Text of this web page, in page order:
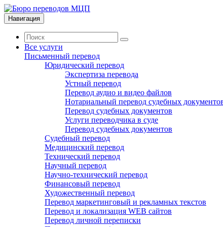
Навигация
Все услуги
Письменный перевод
Юридический перевод
Экспертиза перевода
Устный перевод
Перевод аудио и видео файлов
Нотариальный перевод судебных
Перевод судебных документов
Услуги переводчика в суде
Перевод судебных документов
Судебный перевод
Медицинский перевод
Технический перевод
Научный перевод
Научно-технический перевод
Финансовый перевод
Художественный перевод
Перевод маркетинговый и рекламных текстов
Перевод и локализация WEB сайтов
Перевод личной переписки